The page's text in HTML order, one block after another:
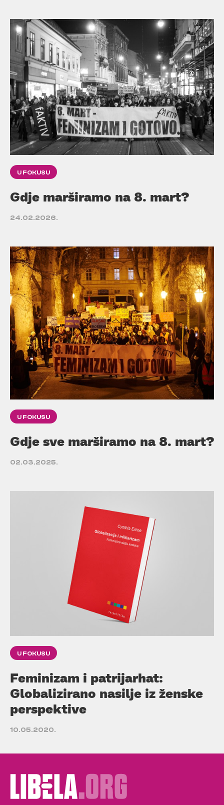
U FOKUSU
Gdje marširamo na 8. mart?
24.02.2026.
U FOKUSU
Gdje sve marširamo na 8. mart?
02.03.2025.
U FOKUSU
Feminizam i patrijarhat:
Globalizirano nasilje iz ženske
perspektive
10.05.2020.